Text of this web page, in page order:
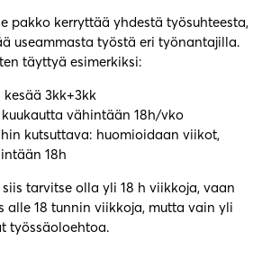
pakko kerryttää yhdestä työsuhteesta,
useammasta työstä eri työnantajilla.
täyttyä esimerkiksi:
3kk+3kk
vähintään 18h/vko
kutsuttava: huomioidaan viikot,
18h
tarvitse olla yli 18 h viikkoja, vaan
alle 18 tunnin viikkoja, mutta vain yli
työssäoloehtoa.